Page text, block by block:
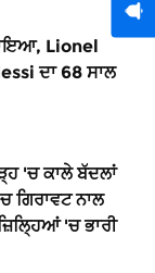
Lionel
ਦਾ 68 ਸਾਲ
'ਚ ਕਾਲੇ ਬੱਦਲਾਂ
ਗਿਰਾਵਟ ਨਾਲ
'ਚ ਭਾਰੀ